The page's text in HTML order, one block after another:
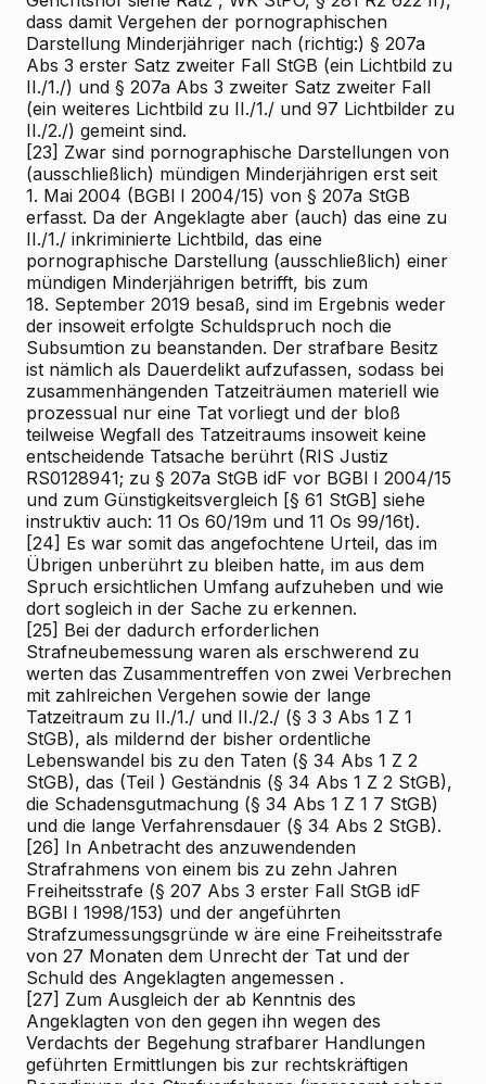
dass damit Vergehen der pornographischen
Darstellung Minderjähriger nach (richtig:) § 207a
Abs 3 erster Satz zweiter Fall StGB (ein Lichtbild zu
II./1./) und § 207a Abs 3 zweiter Satz zweiter Fall
(ein weiteres Lichtbild zu II./1./ und 97 Lichtbilder zu
II./2./) gemeint sind.
[23] Zwar sind pornographische Darstellungen von
(ausschließlich) mündigen Minderjährigen erst seit
1. Mai 2004 (BGBl I 2004/15) von § 207a StGB
erfasst. Da der Angeklagte aber (auch) das eine zu
II./1./ inkriminierte Lichtbild, das eine
pornographische Darstellung (ausschließlich) einer
mündigen Minderjährigen betrifft, bis zum
18. September 2019 besaß, sind im Ergebnis weder
der insoweit erfolgte Schuldspruch noch die
Subsumtion zu beanstanden. Der strafbare Besitz
ist nämlich als Dauerdelikt aufzufassen, sodass bei
zusammenhängenden Tatzeiträumen materiell wie
prozessual nur eine Tat vorliegt und der bloß
teilweise Wegfall des Tatzeitraums insoweit keine
entscheidende Tatsache berührt (RIS Justiz
RS0128941; zu § 207a StGB idF vor BGBl I 2004/15
und zum Günstigkeitsvergleich [§ 61 StGB] siehe
instruktiv auch: 11 Os 60/19m und 11 Os 99/16t).
[24] Es war somit das angefochtene Urteil, das im
Übrigen unberührt zu bleiben hatte, im aus dem
Spruch ersichtlichen Umfang aufzuheben und wie
dort sogleich in der Sache zu erkennen.
[25] Bei der dadurch erforderlichen
Strafneubemessung waren als erschwerend zu
werten das Zusammentreffen von zwei Verbrechen
mit zahlreichen Vergehen sowie der lange
Tatzeitraum zu II./1./ und II./2./ (§ 3 3 Abs 1 Z 1
StGB), als mildernd der bisher ordentliche
Lebenswandel bis zu den Taten (§ 34 Abs 1 Z 2
StGB), das (Teil ) Geständnis (§ 34 Abs 1 Z 2 StGB),
die Schadensgutmachung (§ 34 Abs 1 Z 1 7 StGB)
und die lange Verfahrensdauer (§ 34 Abs 2 StGB).
[26] In Anbetracht des anzuwendenden
Strafrahmens von einem bis zu zehn Jahren
Freiheitsstrafe (§ 207 Abs 3 erster Fall StGB idF
BGBl I 1998/153) und der angeführten
Strafzumessungsgründe w äre eine Freiheitsstrafe
von 27 Monaten dem Unrecht der Tat und der
Schuld des Angeklagten angemessen .
[27] Zum Ausgleich der ab Kenntnis des
Angeklagten von den gegen ihn wegen des
Verdachts der Begehung strafbarer Handlungen
geführten Ermittlungen bis zur rechtskräftigen